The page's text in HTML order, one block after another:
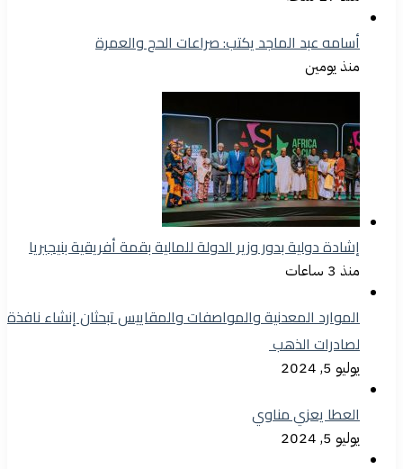
أسامه عبد الماجد يكتب: صراعات الحج والعمرة
منذ يومين
إشادة دولية بدور وزير الدولة للمالية بقمة أفريقية بنيجيريا
منذ 3 ساعات
الموارد المعدنية والمواصفات والمقاييس تبحثان إنشاء نافذة
لصادرات الذهب
يوليو 5, 2024
العطا يعزي مناوي
يوليو 5, 2024